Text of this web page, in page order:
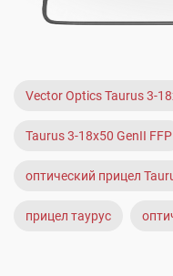
Vector Optics Taurus 3-
Taurus 3-18x50 GenII FFP
оптический прицел
прицел таурус